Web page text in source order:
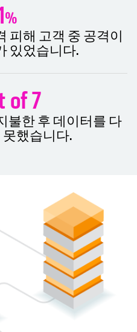
%
피해 고객 중 공격이
있었습니다.
of 7
불한 후 데이터를 다
했습니다.